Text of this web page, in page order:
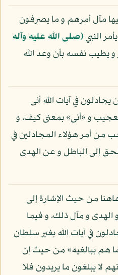
مآل أمرهم و ما يصرفون
النبي(صلى الله عليه وآله
و يطيب نفسه بأن وعد الله
في آيات الله أنى
و «أنى» بمعنى كيف، و
من أمر هؤلاء المجادلين في
إلى الباطل و عن الهدى
من حيث الإشارة إلى
و مآل ذلك، و فيما
في آيات الله بغير سلطان
هم ببالغيه» من حيث إن
لا يبلغون ما يريدون فلا